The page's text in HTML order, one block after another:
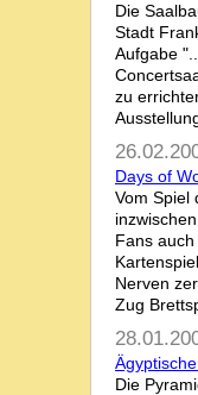
Die
Stadt
Aufgabe
zu
Days of
Vom Spiel
Fans
Nerven
Zug
Die